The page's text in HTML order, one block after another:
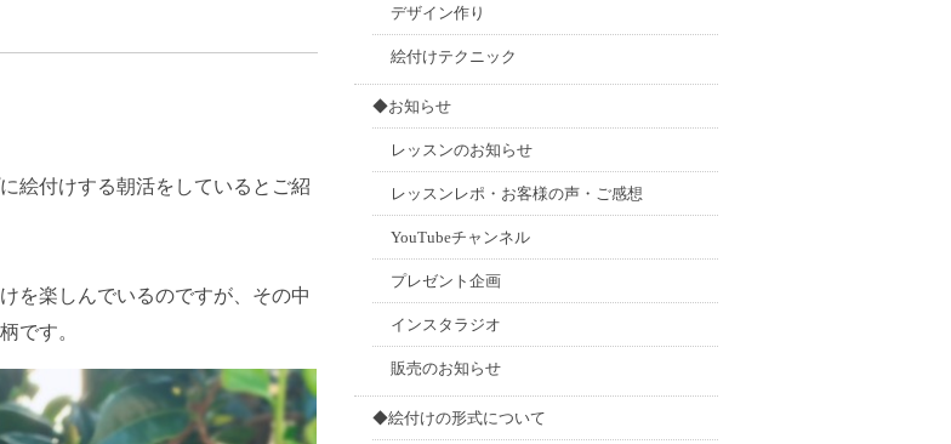
絵付けする朝活をしているとご紹
を楽しんでいるのですが、その中
です。
デザイン作り
絵付けテクニック
◆お知らせ
レッスンのお知らせ
レッスンレポ・お客様の声・ご感想
YouTubeチャンネル
プレゼント企画
インスタラジオ
販売のお知らせ
◆絵付けの形式について